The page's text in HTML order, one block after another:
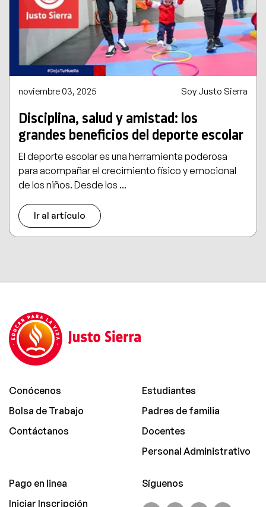
noviembre 03, 2025 Soy Justo Sierra
Disciplina, salud y amistad: los
grandes beneficios del deporte escolar
El deporte escolar es una herramienta poderosa
para acompañar el crecimiento físico y emocional
de los niños. Desde los ...
Ir al artículo
Conócenos
Bolsa de Trabajo
Contáctanos
Estudiantes
Padres de familia
Docentes
Personal Administrativo
Pago en linea
Iniciar Inscripción
Síguenos